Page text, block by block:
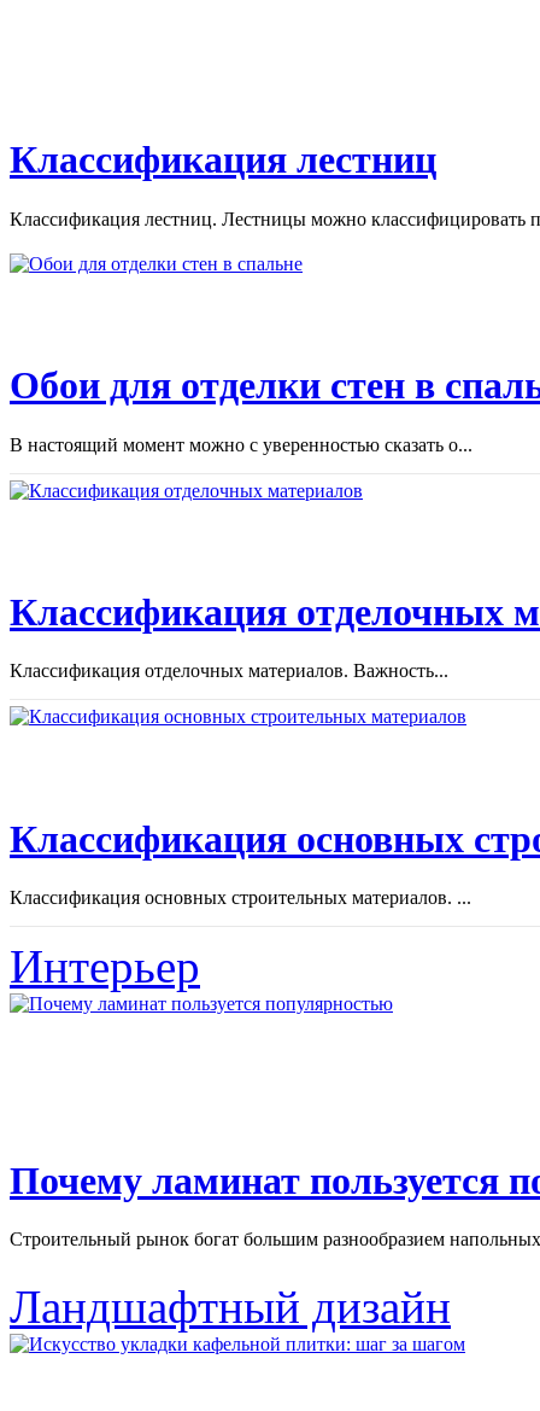
Классификация лестниц
Классификация лестниц. Лестницы можно классифицировать
Обои для отделки стен в
В настоящий момент можно с уверенностью сказать о...
Классификация отделочных
Классификация отделочных материалов. Важность...
Классификация основных
Классификация основных строительных материалов. ...
Интерьер
Почему ламинат пользуется
Строительный рынок богат большим разнообразием
Ландшафтный дизайн